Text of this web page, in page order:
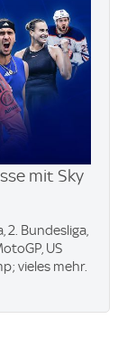
mit Sky
2. Bundesliga,
US
vieles mehr.